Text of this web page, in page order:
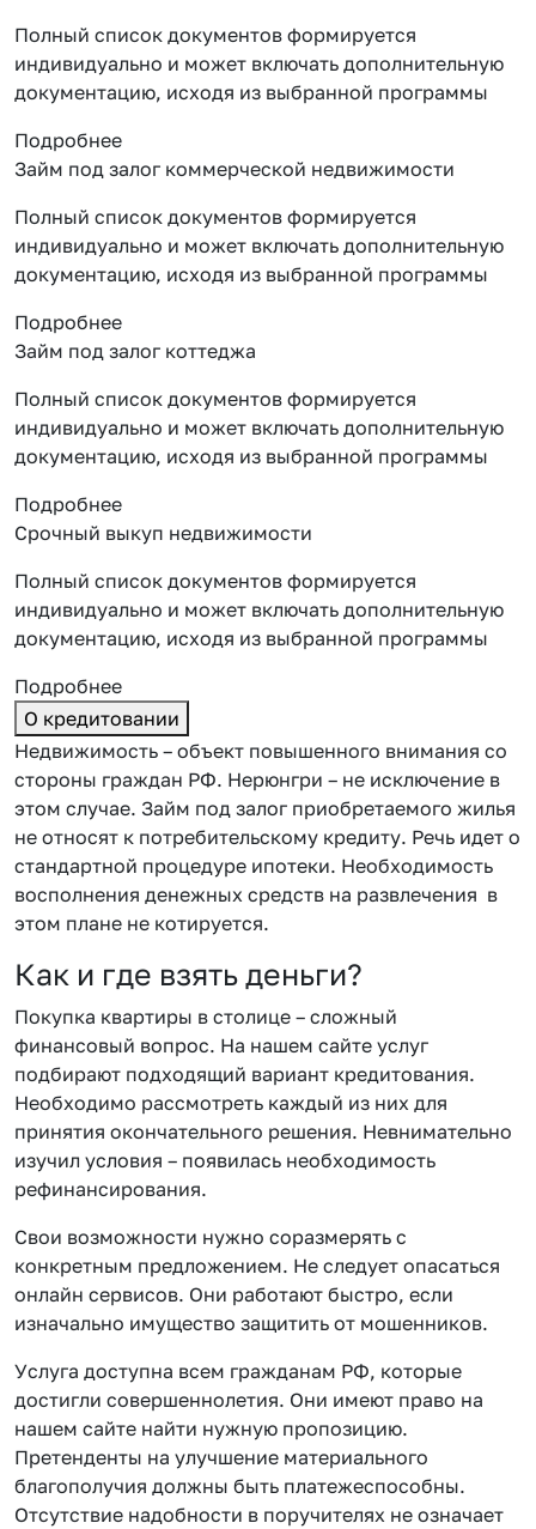
Полный список документов формируется
индивидуально и может включать дополнительную
документацию, исходя из выбранной программы
Подробнее
Займ под залог коммерческой недвижимости
Полный список документов формируется
индивидуально и может включать дополнительную
документацию, исходя из выбранной программы
Подробнее
Займ под залог коттеджа
Полный список документов формируется
индивидуально и может включать дополнительную
документацию, исходя из выбранной программы
Подробнее
Срочный выкуп недвижимости
Полный список документов формируется
индивидуально и может включать дополнительную
документацию, исходя из выбранной программы
Подробнее
О кредитовании
Недвижимость – объект повышенного внимания со
стороны граждан РФ. Нерюнгри – не исключение в
этом случае. Займ под залог приобретаемого жилья
не относят к потребительскому кредиту. Речь идет о
стандартной процедуре ипотеки. Необходимость
восполнения денежных средств на развлечения в
этом плане не котируется.
Как и где взять деньги?
Покупка квартиры в столице – сложный
финансовый вопрос. На нашем сайте услуг
подбирают подходящий вариант кредитования.
Необходимо рассмотреть каждый из них для
принятия окончательного решения. Невнимательно
изучил условия – появилась необходимость
рефинансирования.
Свои возможности нужно соразмерять с
конкретным предложением. Не следует опасаться
онлайн сервисов. Они работают быстро, если
изначально имущество защитить от мошенников.
Услуга доступна всем гражданам РФ, которые
достигли совершеннолетия. Они имеют право на
нашем сайте найти нужную пропозицию.
Претенденты на улучшение материального
благополучия должны быть платежеспособны.
Отсутствие надобности в поручителях не означает